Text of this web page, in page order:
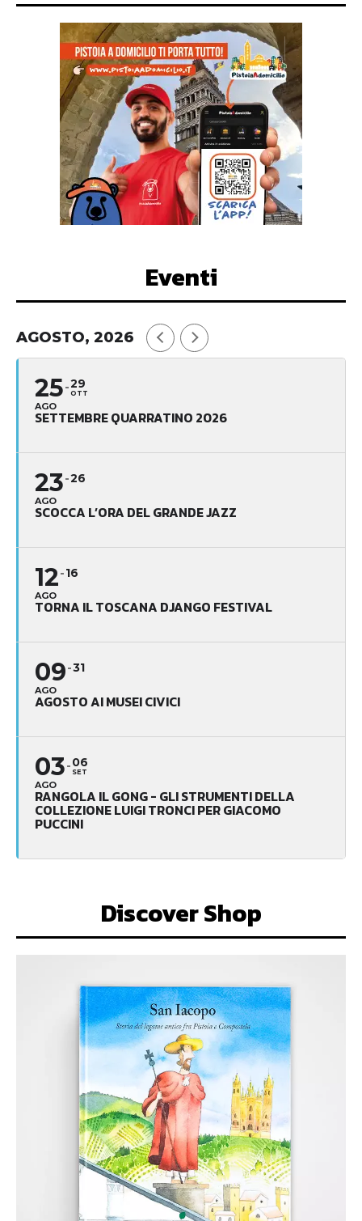
Eventi
AGOSTO, 2026
25
AGO
29
OTT
SETTEMBRE QUARRATINO 2026
23
AGO
26
SCOCCA L’ORA DEL GRANDE JAZZ
12
AGO
16
TORNA IL TOSCANA DJANGO FESTIVAL
09
AGO
31
AGOSTO AI MUSEI CIVICI
03
AGO
06
SET
RANGOLA IL GONG - GLI STRUMENTI DELLA
COLLEZIONE LUIGI TRONCI PER GIACOMO
PUCCINI
Discover Shop